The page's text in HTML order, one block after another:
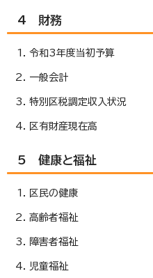
4 財務
令和3年度当初予算
一般会計
特別区税調定収入状況
区有財産現在高
5 健康と福祉
区民の健康
高齢者福祉
障害者福祉
児童福祉